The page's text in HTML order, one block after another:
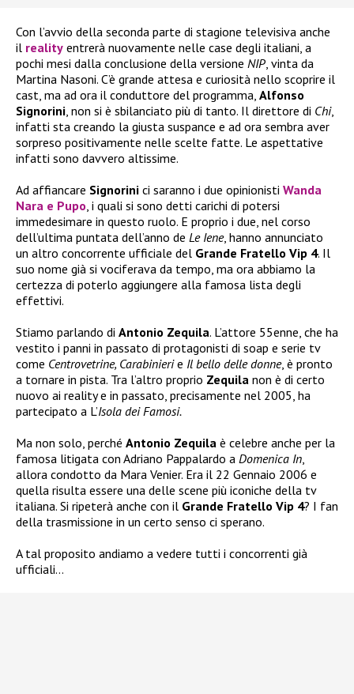
Con l’avvio della seconda parte di stagione televisiva anche
il reality entrerà nuovamente nelle case degli italiani, a
pochi mesi dalla conclusione della versione NIP, vinta da
Martina Nasoni. C’è grande attesa e curiosità nello scoprire il
cast, ma ad ora il conduttore del programma, Alfonso
Signorini, non si è sbilanciato più di tanto. Il direttore di Chi,
infatti sta creando la giusta suspance e ad ora sembra aver
sorpreso positivamente nelle scelte fatte. Le aspettative
infatti sono davvero altissime.
Ad affiancare Signorini ci saranno i due opinionisti Wanda
Nara e Pupo, i quali si sono detti carichi di potersi
immedesimare in questo ruolo. E proprio i due, nel corso
dell’ultima puntata dell’anno de Le Iene, hanno annunciato
un altro concorrente ufficiale del Grande Fratello Vip 4. Il
suo nome già si vociferava da tempo, ma ora abbiamo la
certezza di poterlo aggiungere alla famosa lista degli
effettivi.
Stiamo parlando di Antonio Zequila. L’attore 55enne, che ha
vestito i panni in passato di protagonisti di soap e serie tv
come Centrovetrine, Carabinierie Il bello delle donne, è pronto
a tornare in pista. Tra l’altro proprio Zequila non è di certo
nuovo ai reality e in passato, precisamente nel 2005, ha
partecipato a L’Isola dei Famosi.
Ma non solo, perché Antonio Zequila è celebre anche per la
famosa litigata con Adriano Pappalardo a Domenica In,
allora condotto da Mara Venier. Era il 22 Gennaio 2006 e
quella risulta essere una delle scene più iconiche della tv
italiana. Si ripeterà anche con il Grande Fratello Vip 4? I fan
della trasmissione in un certo senso ci sperano.
A tal proposito andiamo a vedere tutti i concorrenti già
ufficiali…